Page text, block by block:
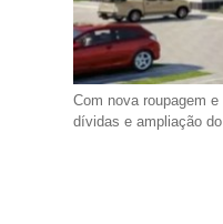
Com nova roupagem
dívidas e ampliação